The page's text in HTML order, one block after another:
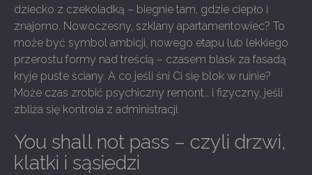
dziecko z czekoladką – biegnie tam, gdzie ciepło i
znajomo. Nowoczesny, szklany apartamentowiec? To
może być symbol ambicji, nowego etapu lub lekkiego
przerostu formy nad treścią – czasem blask za fasadą
kryje puste ściany. A co jeśli śni Ci się blok w ruinie?
Może czas zrobić psychiczny remont… i fizyczny, jeśli
zbliża się kontrola z administracji.
You shall not pass – czyli drzwi,
klatki i sąsiedzi